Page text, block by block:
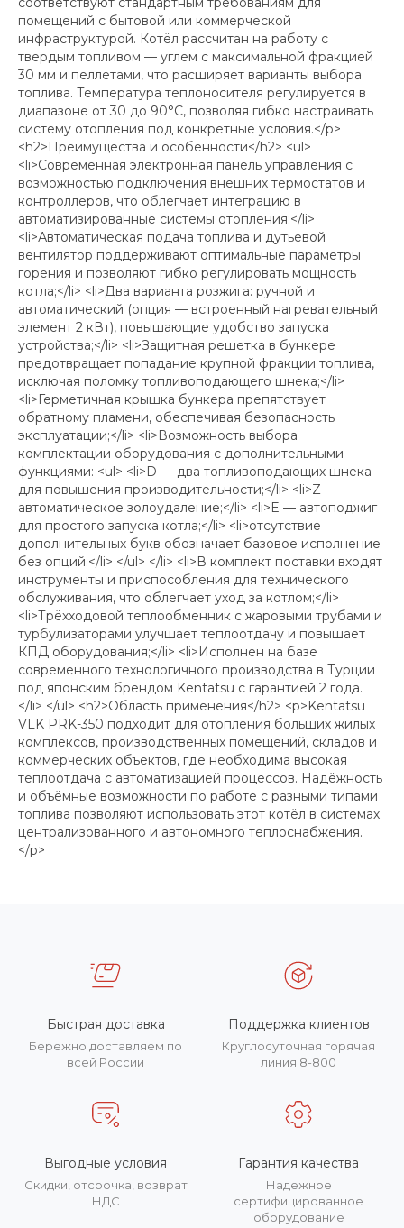
помещений с бытовой или коммерческой
инфраструктурой. Котёл рассчитан на работу с
твердым топливом — углем с максимальной фракцией
30 мм и пеллетами, что расширяет варианты выбора
топлива. Температура теплоносителя регулируется в
диапазоне от 30 до 90°C, позволяя гибко настраивать
систему отопления под конкретные условия.</p>
<h2>Преимущества и особенности</h2> <ul>
<li>Современная электронная панель управления с
возможностью подключения внешних термостатов и
контроллеров, что облегчает интеграцию в
автоматизированные системы отопления;</li>
<li>Автоматическая подача топлива и дутьевой
вентилятор поддерживают оптимальные параметры
горения и позволяют гибко регулировать мощность
котла;</li> <li>Два варианта розжига: ручной и
автоматический (опция — встроенный нагревательный
элемент 2 кВт), повышающие удобство запуска
устройства;</li> <li>Защитная решетка в бункере
предотвращает попадание крупной фракции топлива,
исключая поломку топливоподающего шнека;</li>
<li>Герметичная крышка бункера препятствует
обратному пламени, обеспечивая безопасность
эксплуатации;</li> <li>Возможность выбора
комплектации оборудования с дополнительными
функциями: <ul> <li>D — два топливоподающих шнека
для повышения производительности;</li> <li>Z —
автоматическое золоудаление;</li> <li>E — автоподжиг
для простого запуска котла;</li> <li>отсутствие
дополнительных букв обозначает базовое исполнение
без опций.</li> </ul> </li> <li>В комплект поставки входят
инструменты и приспособления для технического
обслуживания, что облегчает уход за котлом;</li>
<li>Трёхходовой теплообменник с жаровыми трубами и
турбулизаторами улучшает теплоотдачу и повышает
КПД оборудования;</li> <li>Исполнен на базе
современного технологичного производства в Турции
под японским брендом Kentatsu с гарантией 2 года.
</li> </ul> <h2>Область применения</h2> <p>Kentatsu
VLK PRK-350 подходит для отопления больших жилых
комплексов, производственных помещений, складов и
коммерческих объектов, где необходима высокая
теплоотдача с автоматизацией процессов. Надёжность
и объёмные возможности по работе с разными типами
топлива позволяют использовать этот котёл в системах
централизованного и автономного теплоснабжения.
</p>
Быстрая доставка
Бережно доставляем по
всей России
Поддержка клиентов
Круглосуточная горячая
линия 8-800
Выгодные условия
Скидки, отсрочка, возврат
НДС
Гарантия качества
Надежное
сертифицированное
оборудование